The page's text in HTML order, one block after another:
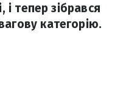
і тепер зібрався
категорію.